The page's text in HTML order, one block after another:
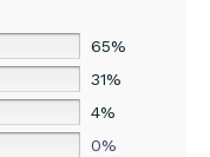
65%
31%
4%
0%